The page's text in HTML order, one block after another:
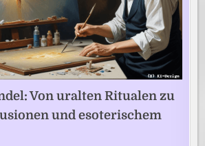
Von uralten Ritualen zu
und esoterischem